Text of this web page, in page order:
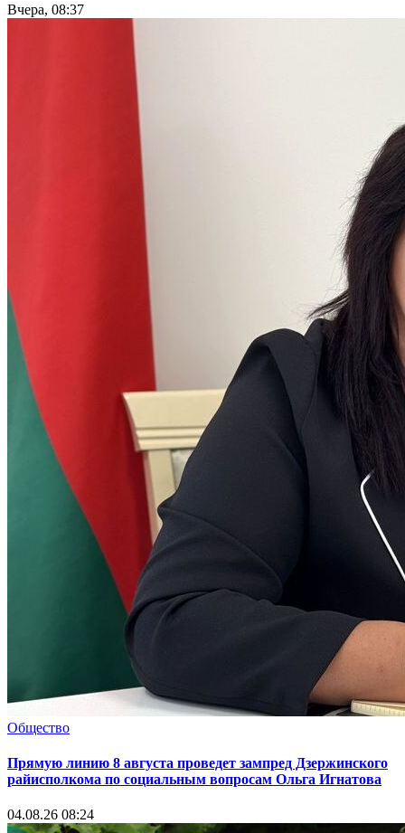
Вчера, 08:37
Общество
Прямую линию 8 августа проведет зампред Дзержинского
райисполкома по социальным вопросам Ольга Игнатова
04.08.26 08:24